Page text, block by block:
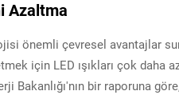
Azaltma
önemli çevresel avantajlar
için LED ışıkları çok
Bakanlığı'nın bir raporuna